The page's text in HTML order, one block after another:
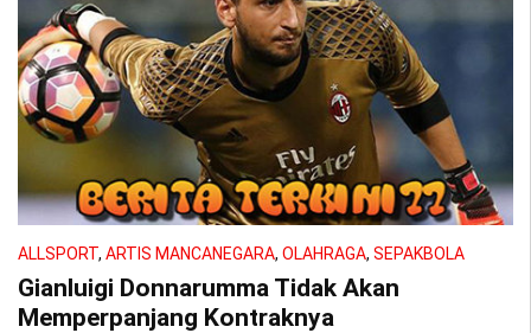
ALLSPORT, ARTIS MANCANEGARA, OLAHRAGA, SEPAKBOLA
Gianluigi Donnarumma Tidak Akan
Memperpanjang Kontraknya